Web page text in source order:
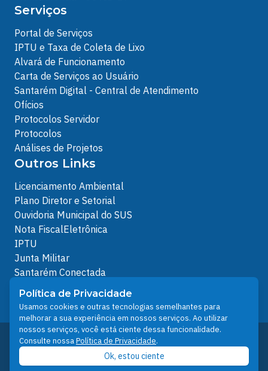
Serviços
Portal de Serviços
IPTU e Taxa de Coleta de Lixo
Alvará de Funcionamento
Carta de Serviços ao Usuário
Santarém Digital - Central de Atendimento
Ofícios
Protocolos Servidor
Protocolos
Análises de Projetos
Outros Links
Licenciamento Ambiental
Plano Diretor e Setorial
Ouvidoria Municipal do SUS
Nota FiscalEletrônica
IPTU
Junta Militar
Santarém Conectada
Política de Privacidade
People illustrations by Storyset
Desenvolvido pelo Núcleo Técnico de Gestão de
Tecnologia da Informação - NTI
Prefeitura de Santarém © 2026
Política de Privacidade
Usamos cookies e outras tecnologias semelhantes para
melhorar a sua experiência em nossos serviços. Ao utilizar
nossos serviços, você está ciente dessa funcionalidade.
Consulte nossaPolítica de Privacidade.
Ok, estou ciente